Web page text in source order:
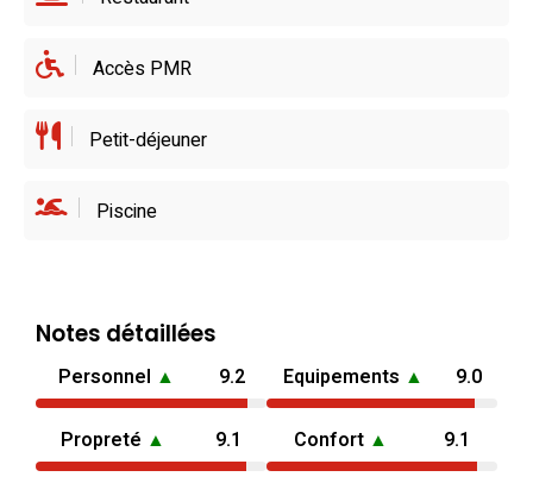
Accès PMR
Petit-déjeuner
Piscine
Notes détaillées
Personnel ▲ 9.2 Equipements ▲ 9.0
Propreté ▲ 9.1 Confort ▲ 9.1